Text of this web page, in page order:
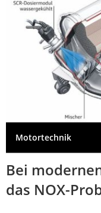
Motortechnik
Bei
das NOX-